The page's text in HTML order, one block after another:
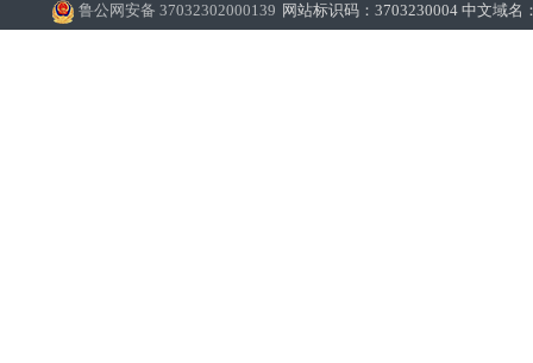
鲁公网安备 37032302000139 网站标识码：3703230004 中文域名